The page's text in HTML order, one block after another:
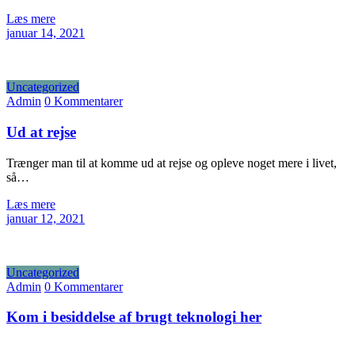
Læs mere
januar 14, 2021
Uncategorized
Admin 0 Kommentarer
Ud at rejse
Trænger man til at komme ud at rejse og opleve noget mere i livet,
så…
Læs mere
januar 12, 2021
Uncategorized
Admin 0 Kommentarer
Kom i besiddelse af brugt teknologi her